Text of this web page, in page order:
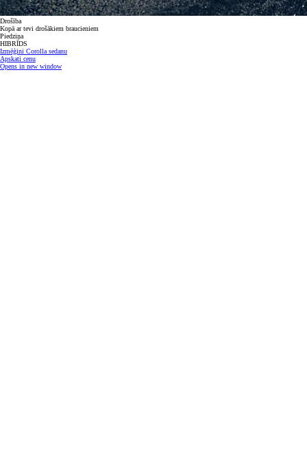
Drošība
Kopā ar tevi drošākiem braucieniem
Piedziņa
HIBRĪDS
Izmēģini Corolla sedanu
Apskati cenu
Opens in new window